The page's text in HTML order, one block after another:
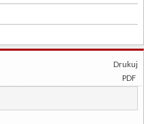
Drukuj
PDF